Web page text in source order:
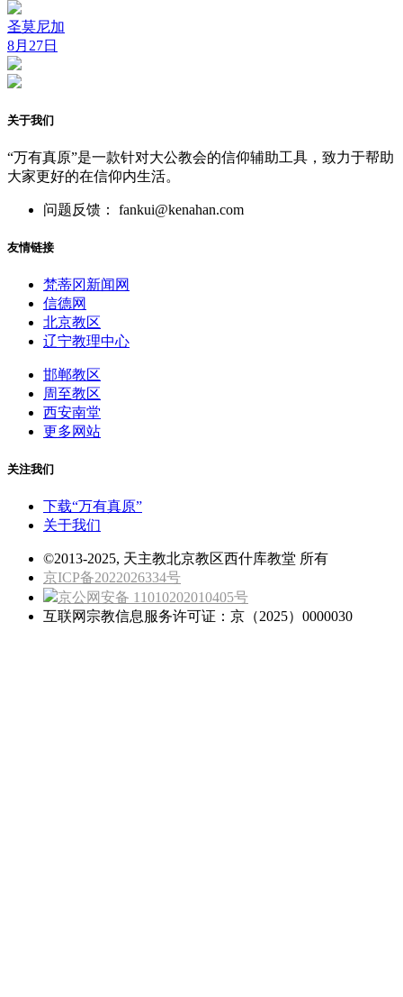
圣莫尼加
8月27日
关于我们
“万有真原”是一款针对大公教会的信仰辅助工具，致力于帮助
大家更好的在信仰内生活。
问题反馈： fankui@kenahan.com
友情链接
梵蒂冈新闻网
信德网
北京教区
辽宁教理中心
邯郸教区
周至教区
西安南堂
更多网站
关注我们
下载“万有真原”
关于我们
©2013-2025, 天主教北京教区西什库教堂 所有
京ICP备2022026334号
京公网安备 11010202010405号
互联网宗教信息服务许可证：京（2025）0000030